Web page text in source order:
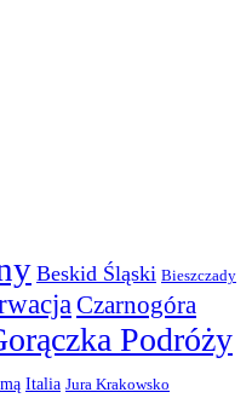
Beskid Śląski Bieszczady
Czarnogóra
Podróży
Italia Jura Krakowsko